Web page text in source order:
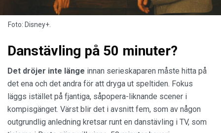
Foto: Disney+.
Danstävling på 50 minuter?
Det dröjer inte länge innan serieskaparen måste hitta på
det ena och det andra för att dryga ut speltiden. Fokus
läggs istället på fjantiga, såpopera-liknande scener i
kompisgänget. Värst blir det i avsnitt fem, som av någon
outgrundlig anledning kretsar runt en danstävling i TV, som